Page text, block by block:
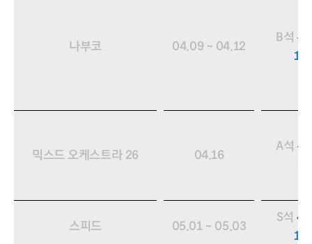
[종료됨]
나부코 04.09 ~ 04.12
B석
[종료됨]
믹스드 오케스트라 26 04.16
A석
[종료됨]
스피드 05.01 ~ 05.03
S석